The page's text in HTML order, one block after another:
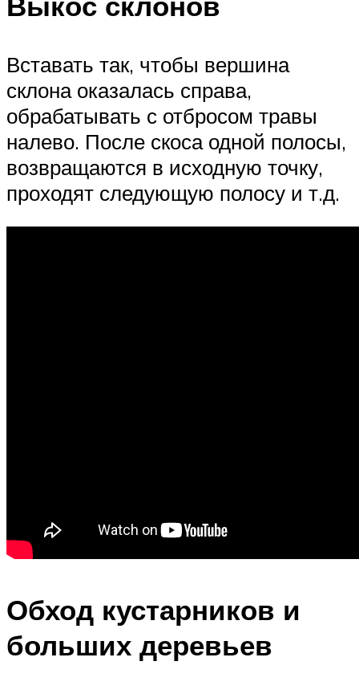
Вставать так, чтобы вершина
склона оказалась справа,
обрабатывать с отбросом травы
налево. После скоса одной полосы,
возвращаются в исходную точку,
проходят следующую полосу и т.д.
Обход кустарников и
больших деревьев